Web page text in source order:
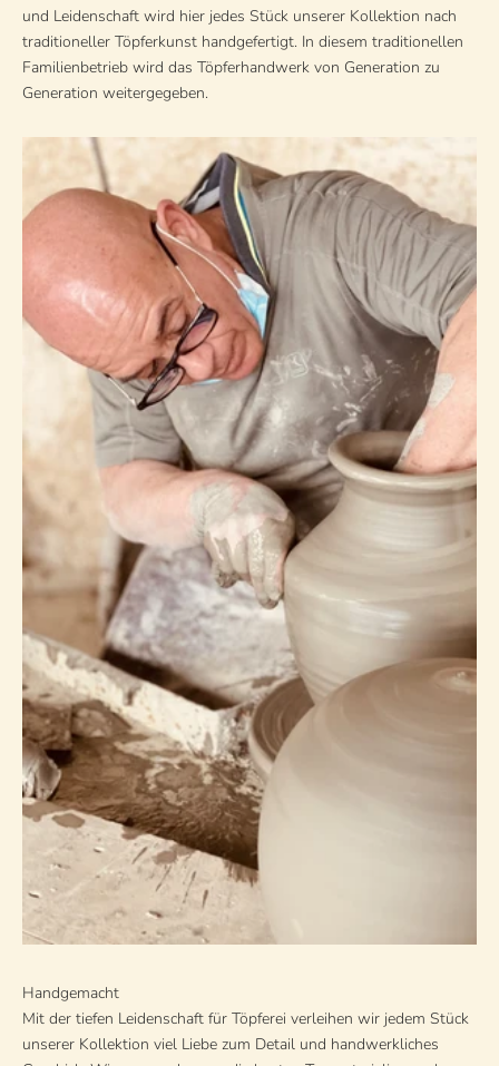
und Leidenschaft wird hier jedes Stück unserer Kollektion nach
traditioneller Töpferkunst handgefertigt. In diesem traditionellen
Familienbetrieb wird das Töpferhandwerk von Generation zu
Generation weitergegeben.
Handgemacht
Mit der tiefen Leidenschaft für Töpferei verleihen wir jedem Stück
unserer Kollektion viel Liebe zum Detail und handwerkliches